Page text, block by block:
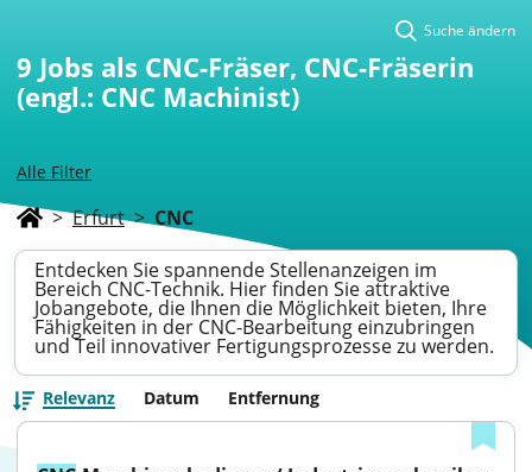
Alle Filter
Suche ändern
9 Jobs als CNC-Fräser, CNC-Fräserin
(engl.: CNC Machinist)
> Erfurt > CNC
Entdecken Sie spannende Stellenanzeigen im
Bereich CNC-Technik. Hier finden Sie attraktive
Jobangebote, die Ihnen die Möglichkeit bieten, Ihre
Fähigkeiten in der CNC-Bearbeitung einzubringen
und Teil innovativer Fertigungsprozesse zu werden.
Relevanz Datum Entfernung